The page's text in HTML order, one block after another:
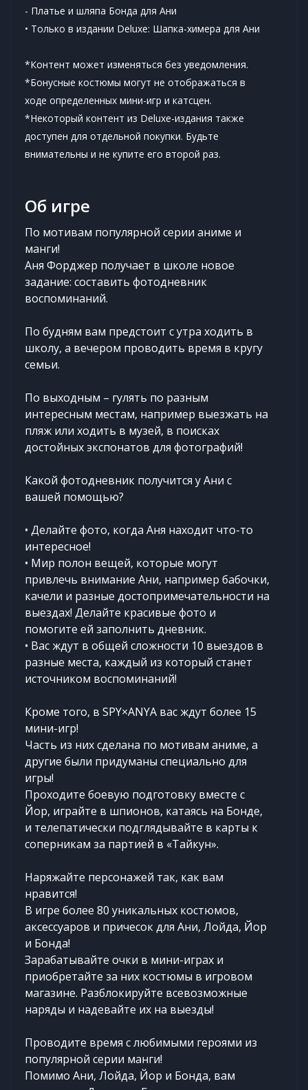
- Платье и шляпа Бонда для Ани
• Только в издании Deluxe: Шапка-химера для Ани
*Контент может изменяться без уведомления.
*Бонусные костюмы могут не отображаться в
ходе определенных мини-игр и катсцен.
*Некоторый контент из Deluxe-издания также
доступен для отдельной покупки. Будьте
внимательны и не купите его второй раз.
Об игре
По мотивам популярной серии аниме и
манги!
Аня Форджер получает в школе новое
задание: составить фотодневник
воспоминаний.
По будням вам предстоит с утра ходить в
школу, а вечером проводить время в кругу
семьи.
По выходным – гулять по разным
интересным местам, например выезжать на
пляж или ходить в музей, в поисках
достойных экспонатов для фотографий!
Какой фотодневник получится у Ани с
вашей помощью?
• Делайте фото, когда Аня находит что-то
интересное!
• Мир полон вещей, которые могут
привлечь внимание Ани, например бабочки,
качели и разные достопримечательности на
выездах! Делайте красивые фото и
помогите ей заполнить дневник.
• Вас ждут в общей сложности 10 выездов в
разные места, каждый из который станет
источником воспоминаний!
Кроме того, в SPY×ANYA вас ждут более 15
мини-игр!
Часть из них сделана по мотивам аниме, а
другие были придуманы специально для
игры!
Проходите боевую подготовку вместе с
Йор, играйте в шпионов, катаясь на Бонде,
и телепатически подглядывайте в карты к
соперникам за партией в «Тайкун».
Наряжайте персонажей так, как вам
нравится!
В игре более 80 уникальных костюмов,
аксессуаров и причесок для Ани, Лойда, Йор
и Бонда!
Зарабатывайте очки в мини-играх и
приобретайте за них костюмы в игровом
магазине. Разблокируйте всевозможные
наряды и надевайте их на выезды!
Проводите время с любимыми героями из
популярной серии манги!
Помимо Ани, Лойда, Йор и Бонда, вам